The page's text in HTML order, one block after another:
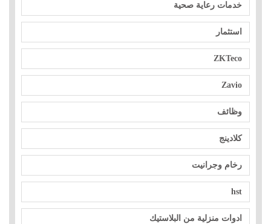
خدمات رعاية صحية
استثمار
ZKTeco
Zavio
وظائف
كلادينج
رخام وجرانيت
hst
ادوات منزلية من البلاستيك